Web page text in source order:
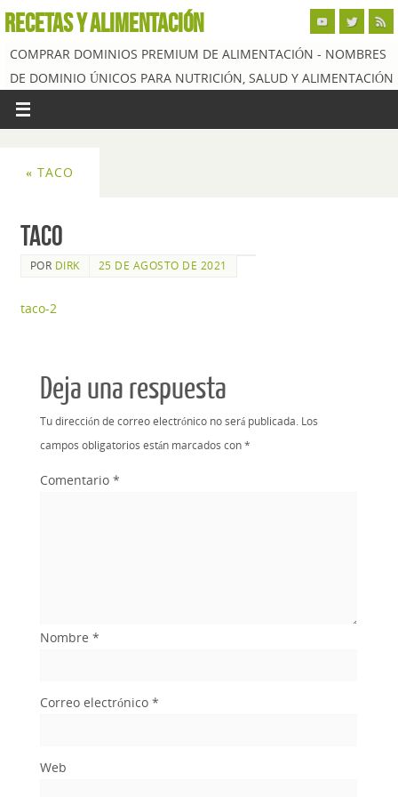
RECETAS Y ALIMENTACIÓN
COMPRAR DOMINIOS PREMIUM DE ALIMENTACIÓN - NOMBRES
DE DOMINIO ÚNICOS PARA NUTRICIÓN, SALUD Y ALIMENTACIÓN
« TACO
Taco
POR DIRK 25 DE AGOSTO DE 2021
taco-2
Deja una respuesta
Tu dirección de correo electrónico no será publicada. Los
campos obligatorios están marcados con*
Comentario*
Nombre*
Correo electrónico*
Web